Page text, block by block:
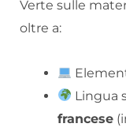
Verte sulle
oltre a:
Lingua
francese